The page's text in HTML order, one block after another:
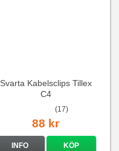
Svarta Kabelsclips Tillex
C4
(17)
88 kr
INFO KÖP